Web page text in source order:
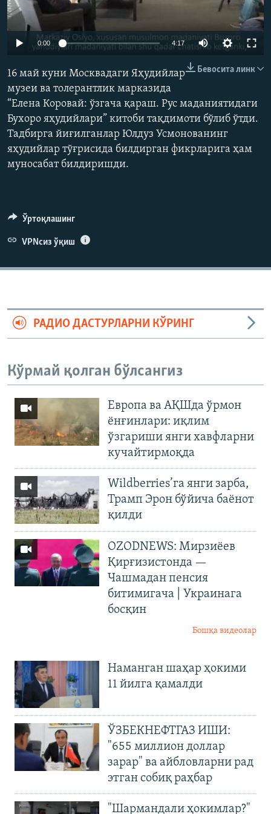
Auto 360p 480p
720p
0:00 4:17
480p
720p
1080p
Бевосита линк
16 май куни Москвадаги Яҳудийлар
музеи ва толерантлик марказида
“Елена Коровай: ўзгача қараш. Рус маданиятидаги
Бухоро яҳудийлари” китоби тақдимоти бўлиб ўтди.
Тадбирга йиғилганлар Юлдуз Усмонованинг
яҳудийлар тўғрисида билдирган фикрларига ҳам
муносабат билдиришди.
Ўртоқлашинг
VPNсиз ўқиш
РАДИО ДАСТУРЛАРНИ КЎРИНГ
Кўрмай қолган бўлсангиз
Европа ва АҚШда ўрмон
ёнғинлари: иқлим
ўзгариши янги хавфларни
кучайтирмоқда
Wildberries’га янги зарба,
Трамп Эрон бўйича баёнот
қилди
OZODNEWS: Мирзиёев
Қирғизистонда —
Чашмадан пенсия
битимигача | Украинага
босқин
Бошқа видеолар
Наманган шаҳар ҳокими
11 йилга қамалди
ЎЗБЕКНЕФТГАЗ ИШИ:
"655 миллион доллар
зарар" ва айбловларни рад
этган собиқ раҳбар
"Шармандали ҳокимлар?"